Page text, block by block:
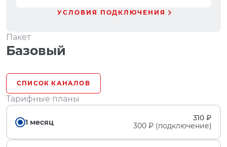
УСЛОВИЯ ПОДКЛЮЧЕНИЯ
Пакет
Базовый
СПИСОК КАНАЛОВ
Тарифные планы
1 месяц
310 ₽
300 ₽ (подключение)